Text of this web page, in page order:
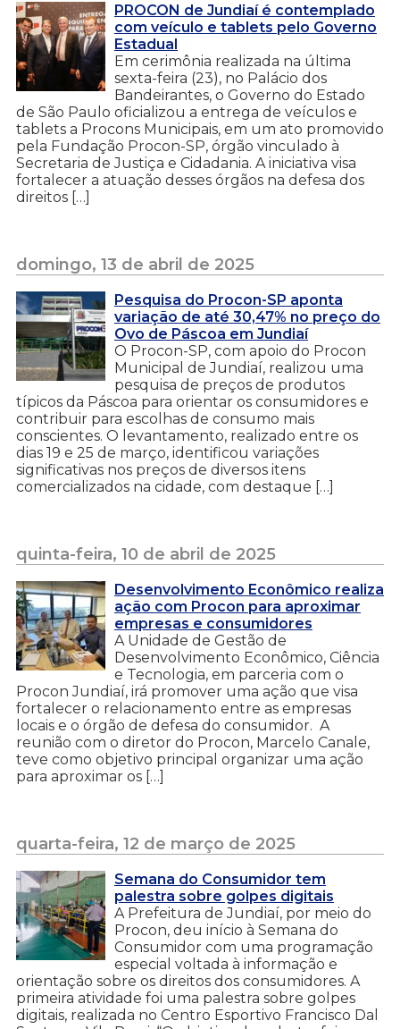
PROCON de Jundiaí é contemplado
com veículo e tablets pelo Governo
Estadual
Em cerimônia realizada na última
sexta-feira (23), no Palácio dos
Bandeirantes, o Governo do Estado
de São Paulo oficializou a entrega de veículos e
tablets a Procons Municipais, em um ato promovido
pela Fundação Procon-SP, órgão vinculado à
Secretaria de Justiça e Cidadania. A iniciativa visa
fortalecer a atuação desses órgãos na defesa dos
direitos […]
domingo, 13 de abril de 2025
Pesquisa do Procon-SP aponta
variação de até 30,47% no preço do
Ovo de Páscoa em Jundiaí
O Procon-SP, com apoio do Procon
Municipal de Jundiaí, realizou uma
pesquisa de preços de produtos
típicos da Páscoa para orientar os consumidores e
contribuir para escolhas de consumo mais
conscientes. O levantamento, realizado entre os
dias 19 e 25 de março, identificou variações
significativas nos preços de diversos itens
comercializados na cidade, com destaque […]
quinta-feira, 10 de abril de 2025
Desenvolvimento Econômico realiza
ação com Procon para aproximar
empresas e consumidores
A Unidade de Gestão de
Desenvolvimento Econômico, Ciência
e Tecnologia, em parceria com o
Procon Jundiaí, irá promover uma ação que visa
fortalecer o relacionamento entre as empresas
locais e o órgão de defesa do consumidor. A
reunião com o diretor do Procon, Marcelo Canale,
teve como objetivo principal organizar uma ação
para aproximar os […]
quarta-feira, 12 de março de 2025
Semana do Consumidor tem
palestra sobre golpes digitais
A Prefeitura de Jundiaí, por meio do
Procon, deu início à Semana do
Consumidor com uma programação
especial voltada à informação e
orientação sobre os direitos dos consumidores. A
primeira atividade foi uma palestra sobre golpes
digitais, realizada no Centro Esportivo Francisco Dal